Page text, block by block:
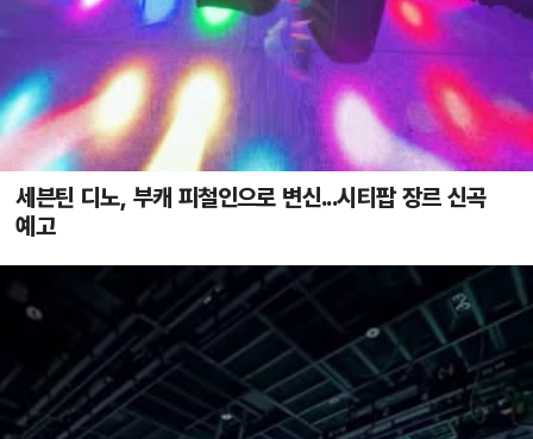
세븐틴 디노, 부캐 피철인으로 변신...시티팝 장르 신곡
예고